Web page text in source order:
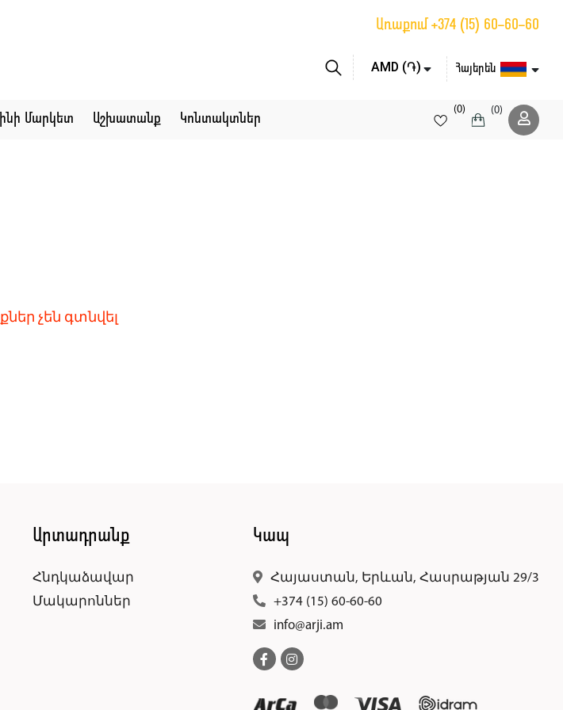
Առաքում +374 (15) 60-60-60
Հայերեն
Մարկետ Աշխատանք Կոնտակտներ
(0) (0)
չեն գտնվել
Արտադրանք
Հնդկաձավար
Մակարոններ
Կապ
Հայաստան, Երևան, Հասրաթյան 29/3
+374 (15) 60-60-60
info@arji.am